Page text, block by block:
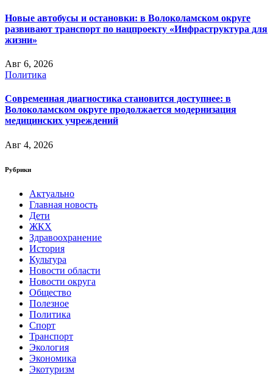
Новые автобусы и остановки: в Волоколамском округе
развивают транспорт по нацпроекту «Инфраструктура для
жизни»
Авг 6, 2026
Политика
Современная диагностика становится доступнее: в
Волоколамском округе продолжается модернизация
медицинских учреждений
Авг 4, 2026
Рубрики
Актуально
Главная новость
Дети
ЖКХ
Здравоохранение
История
Культура
Новости области
Новости округа
Общество
Полезное
Политика
Спорт
Транспорт
Экология
Экономика
Экотуризм